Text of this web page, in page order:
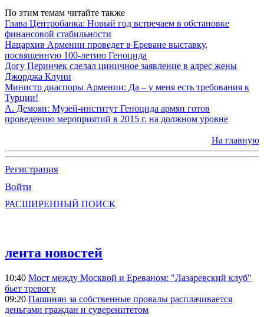
По этим темам читайте также
Глава Центробанка: Новый год встречаем в обстановке
финансовой стабильности
Нацархив Армении проведет в Ереване выставку,
посвященную 100-летию Геноцида
Догу Перинчек сделал циничное заявление в адрес жены
Джорджа Клуни
Министр диаспоры Армении: Да – у меня есть требования к
Турции!
А. Демоян: Музей-институт Геноцида армян готов
проведению мероприятий в 2015 г. на должном уровне
На главную
Регистрация
Войти
РАСШИРЕННЫЙ ПОИСК
лента новостей
10:40 Мост между Москвой и Ереваном: "Лазаревский клуб"
бьет тревогу
09:20 Пашинян за собственные провалы расплачивается
деньгами граждан и суверенитетом